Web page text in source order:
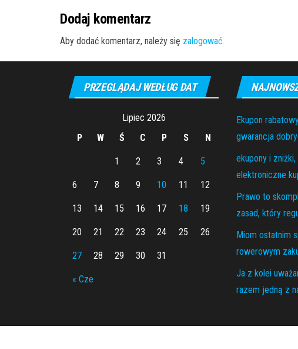
Dodaj komentarz
Aby dodać komentarz, należy się zalogować.
PRZEGLĄDAJ WEDŁUG DAT
Lipiec 2026
P
W Ś C P S N
« Cze
1 2 3 4 5
6 7 8 9 10 11 12
13 14 15 16 17 18 19
20 21 22 23 24 25 26
27 28 29 30 31
Ekupon
gwarancja
ekupony i
elektroniczne
Prawo to
zasad, który
Miom ostatnim
rowerowym
Ja z kolei
razem jedną z